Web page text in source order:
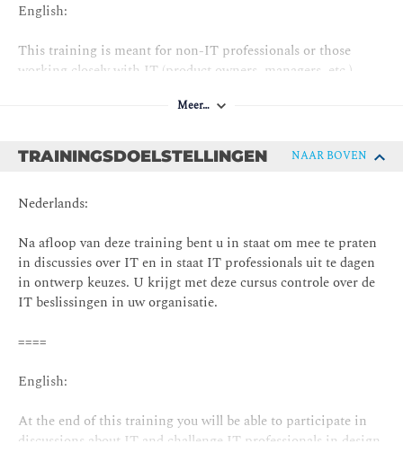
English:
This training is meant for non-IT professionals or those
working closely with IT (product owners, managers, etc.)
Meer…
TRAININGSDOELSTELLINGEN NAAR BOVEN
Nederlands:
Na afloop van deze training bent u in staat om mee te praten
in discussies over IT en in staat IT professionals uit te dagen
in ontwerp keuzes. U krijgt met deze cursus controle over de
IT beslissingen in uw organisatie.
====
English:
At the end of this training you will be able to participate in
discussions about IT and challenge IT professionals in design